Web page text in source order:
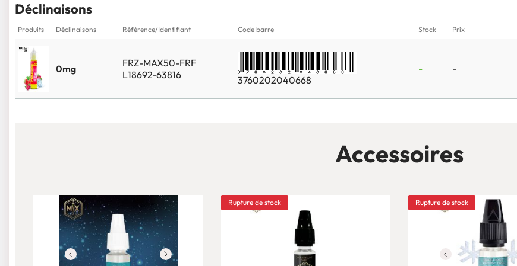
Déclinaisons
Produits Déclinaisons Référence/Identifiant Code barre Stock Prix
0mg
FRZ-MAX50-FRF
L18692-63816
3760202040668
- -
Accessoires
Rupture de stock Rupture de stock